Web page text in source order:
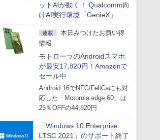
ットAIが動く！ Qualcomm向
けAI実行環境「GenieX」を
試してみた
連載
本日みつけたお買い得
情報
モトローラのAndroidスマホ
が最安17,820円！Amazonで
セール中
Android 16でNFC/FeliCaにも対
応した「Motorola edge 60」は
25％OFFの44,820円
「Windows 10 Enterprise
LTSC 2021」のサポート終了